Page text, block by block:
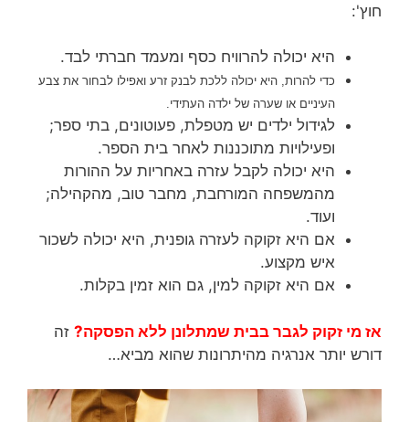
חוץ':
היא יכולה להרוויח כסף ומעמד חברתי לבד.
כדי להרות, היא יכולה ללכת לבנק זרע ואפילו לבחור את צבע
העיניים או שערה של ילדה העתידי.
לגידול ילדים יש מטפלת, פעוטונים, בתי ספר;
ופעילויות מתוכננות לאחר בית הספר.
היא יכולה לקבל עזרה באחריות על ההורות
מהמשפחה המורחבת, מחבר טוב, מהקהילה;
ועוד.
אם היא זקוקה לעזרה גופנית, היא יכולה לשכור
איש מקצוע.
אם היא זקוקה למין, גם הוא זמין בקלות.
אז מי זקוק לגבר בבית שמתלונן ללא הפסקה? זה
דורש יותר אנרגיה מהיתרונות שהוא מביא…